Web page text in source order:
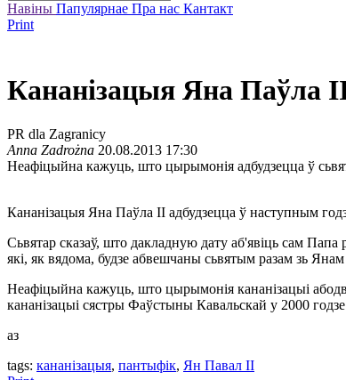
Навіны Папулярнае Пра нас Кантакт
Print
Кананізацыя Яна Паўла
PR dla Zagranicy
Anna Zadrożna 20.08.2013 17:30
Неафіцыйна кажуць, што цырымонія адбудзецца ў
Кананізацыя Яна Паўла ІІ адбудзецца ў наступным
Сьвятар сказаў, што дакладную дату аб'явіць сам
які, як вядома, будзе абвешчаны сьвятым разам зь
Неафіцыйна кажуць, што цырымонія кананізацыі
кананізацыі сястры Фаўстыны Кавальскай у 2000
аз
tags: кананізацыя, пантыфік, Ян Павал ІI